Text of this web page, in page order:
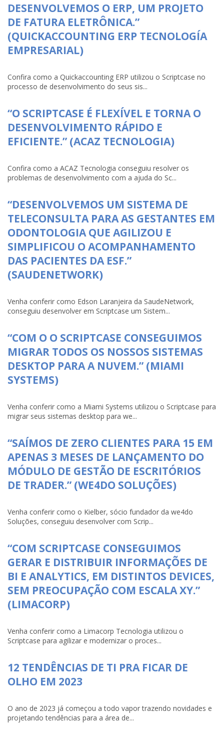
DESENVOLVEMOS O ERP, UM PROJETO
DE FATURA ELETRÔNICA.”
(QUICKACCOUNTING ERP TECNOLOGÍA
EMPRESARIAL)
Confira como a Quickaccounting ERP utilizou o Scriptcase no
processo de desenvolvimento do seus sis...
“O SCRIPTCASE É FLEXÍVEL E TORNA O
DESENVOLVIMENTO RÁPIDO E
EFICIENTE.” (ACAZ TECNOLOGIA)
Confira como a ACAZ Tecnologia conseguiu resolver os
problemas de desenvolvimento com a ajuda do Sc...
“DESENVOLVEMOS UM SISTEMA DE
TELECONSULTA PARA AS GESTANTES EM
ODONTOLOGIA QUE AGILIZOU E
SIMPLIFICOU O ACOMPANHAMENTO
DAS PACIENTES DA ESF.”
(SAUDENETWORK)
Venha conferir como Edson Laranjeira da SaudeNetwork,
conseguiu desenvolver em Scriptcase um Sistem...
“COM O O SCRIPTCASE CONSEGUIMOS
MIGRAR TODOS OS NOSSOS SISTEMAS
DESKTOP PARA A NUVEM.” (MIAMI
SYSTEMS)
Venha conferir como a Miami Systems utilizou o Scriptcase para
migrar seus sistemas desktop para we...
“SAÍMOS DE ZERO CLIENTES PARA 15 EM
APENAS 3 MESES DE LANÇAMENTO DO
MÓDULO DE GESTÃO DE ESCRITÓRIOS
DE TRADER.” (WE4DO SOLUÇÕES)
Venha conferir como o Kielber, sócio fundador da we4do
Soluções, conseguiu desenvolver com Scrip...
“COM SCRIPTCASE CONSEGUIMOS
GERAR E DISTRIBUIR INFORMAÇÕES DE
BI E ANALYTICS, EM DISTINTOS DEVICES,
SEM PREOCUPAÇÃO COM ESCALA XY.”
(LIMACORP)
Venha conferir como a Limacorp Tecnologia utilizou o
Scriptcase para agilizar e modernizar o proces...
12 TENDÊNCIAS DE TI PRA FICAR DE
OLHO EM 2023
O ano de 2023 já começou a todo vapor trazendo novidades e
projetando tendências para a área de...